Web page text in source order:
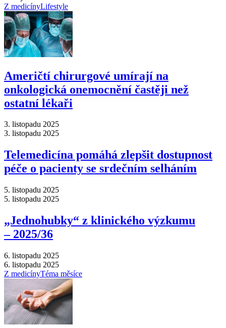
Z medicínyLifestyle
Američtí chirurgové umírají na
onkologická onemocnění častěji než
ostatní lékaři
3. listopadu 2025
3. listopadu 2025
Telemedicína pomáhá zlepšit dostupnost
péče o pacienty se srdečním selháním
5. listopadu 2025
5. listopadu 2025
„Jednohubky“ z klinického výzkumu
–⁠ 2025/36
6. listopadu 2025
6. listopadu 2025
Z medicínyTéma měsíce